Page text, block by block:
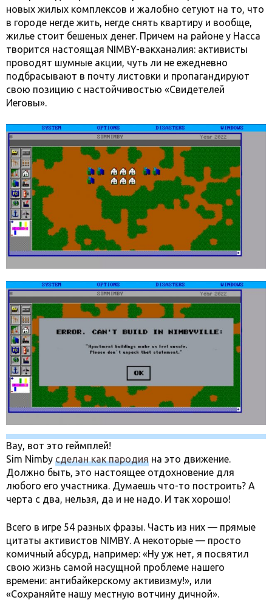
новых жилых комплексов и жалобно сетуют на то, что
в городе негде жить, негде снять квартиру и вообще,
жилье стоит бешеных денег. Причем на районе у Насса
творится настоящая NIMBY-вакханалия: активисты
проводят шумные акции, чуть ли не ежедневно
подбрасывают в почту листовки и пропагандируют
свою позицию с настойчивостью «Свидетелей
Иеговы».
Вау, вот это геймплей!
Sim Nimby сделан как пародия на это движение.
Должно быть, это настоящее отдохновение для
любого его участника. Думаешь что-то построить? А
черта с два, нельзя, да и не надо. И так хорошо!
Всего в игре 54 разных фразы. Часть из них — прямые
цитаты активистов NIMBY. А некоторые — просто
комичный абсурд, например: «Ну уж нет, я посвятил
свою жизнь самой насущной проблеме нашего
времени: антибайкерскому активизму!», или
«Сохраняйте нашу местную вотчину дичной».